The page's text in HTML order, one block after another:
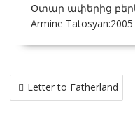
Օտար ափերից
Armine Tatosyan:2005
Post
navigation
Letter to Fatherland